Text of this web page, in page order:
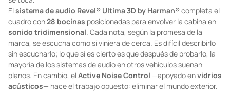
Elsistema de audio Revel® Ultima 3D by Harman®completa el
cuadro con28 bocinas posicionadas para envolver la cabina en
sonido tridimensional. Cada nota, según la promesa de la
marca, se escucha como si viniera de cerca. Es difícil describirlo
sin escucharlo; lo que sí es cierto es que después de probarlo, la
mayoría de los sistemas de audio en otros vehículos suenan
planos. En cambio, elActive Noise Control —apoyado envidrios
acústicos— hace el trabajo opuesto: eliminar el mundo exterior.